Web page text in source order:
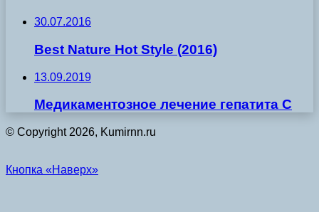
30.07.2016
Best Nature Hot Style (2016)
13.09.2019
Медикаментозное лечение гепатита С
© Copyright 2026, Kumirnn.ru
Кнопка «Наверх»